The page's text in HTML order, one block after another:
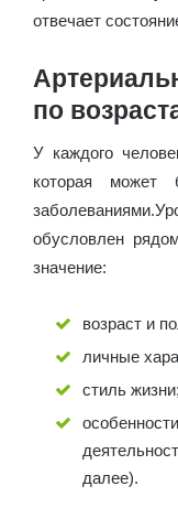
отвечает
по
У каждого
которая
обусловлен
значение:
возраст и
личные
стиль жизни;
далее).